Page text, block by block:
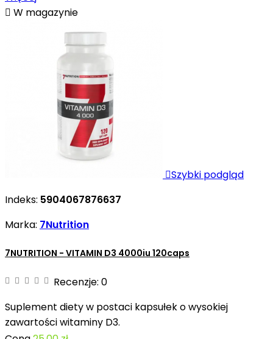
 W magazynie
Szybki podgląd
Indeks: 5904067876637
Marka: 7Nutrition
7NUTRITION - VITAMIN D3 4000iu 120caps
Recenzje: 0
Suplement diety w postaci kapsułek o wysokiej
zawartości witaminy D3.